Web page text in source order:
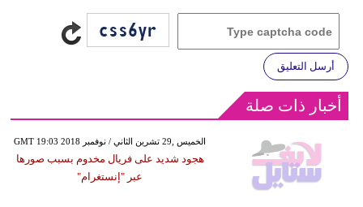
أرسل التعليق
أخبار ذات صلة
GMT 19:03 2018 الخميس ,29 تشرين الثاني / نوفمبر
هجود شديد على فريال مخدوم بسبب صورها
عبر "إنستغرام"